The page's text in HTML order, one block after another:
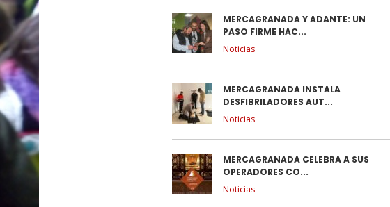
MERCAGRANADA Y ADANTE: UN
PASO FIRME HAC...
Noticias
MERCAGRANADA INSTALA
DESFIBRILADORES AUT...
Noticias
MERCAGRANADA CELEBRA A SUS
OPERADORES CO...
Noticias